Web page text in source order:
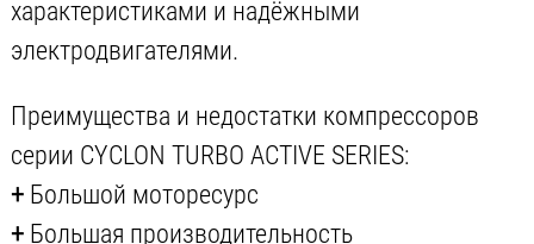
характеристиками и надёжными
электродвигателями.
Преимущества и недостатки компрессоров
серии CYCLON TURBO ACTIVE SERIES:
+Большой моторесурс
+Большая производительность